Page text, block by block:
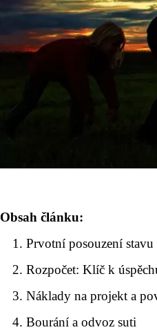
Obsah článku:
Prvotní posouzení stavu
Rozpočet: Klíč k
Náklady na projekt a
Bourání a odvoz suti